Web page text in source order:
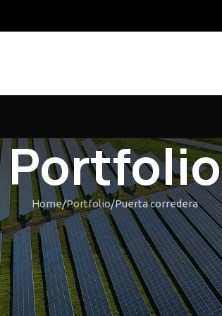
Portfolio
Home Portfolio Puerta corredera